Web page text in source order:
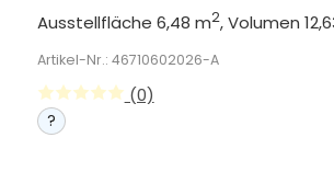
Ausstellfläche 6,48 m2, Volumen
Artikel-Nr.: 46710602026-A
(0)
?